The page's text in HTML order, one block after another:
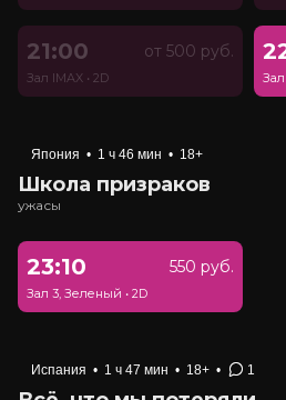
21:00 от 500 руб.
Зал IMAX • 2D
Япония • 1 ч 46 мин • 18+
Школа призраков
ужасы
23:10 550 руб.
Зал 3, Зеленый • 2D
Испания • 1 ч 47 мин • 18+ • 1